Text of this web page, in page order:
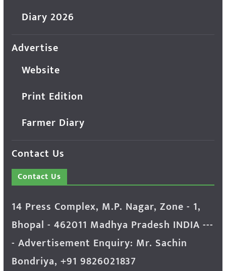
Diary 2026
Advertise
Website
Print Edition
Farmer Diary
Contact Us
Contact Us
14 Press Complex, M.P. Nagar, Zone - 1,
Bhopal - 462011 Madhya Pradesh INDIA ---
- Advertisement Enquiry: Mr. Sachin
Bondriya, +91 9826021837